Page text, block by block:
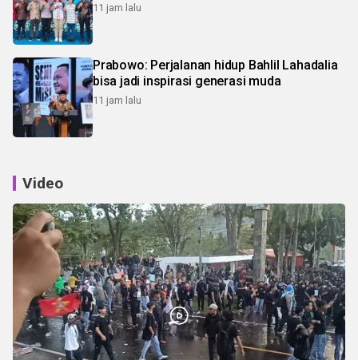
11 jam lalu
Prabowo: Perjalanan hidup Bahlil Lahadalia
bisa jadi inspirasi generasi muda
11 jam lalu
Video